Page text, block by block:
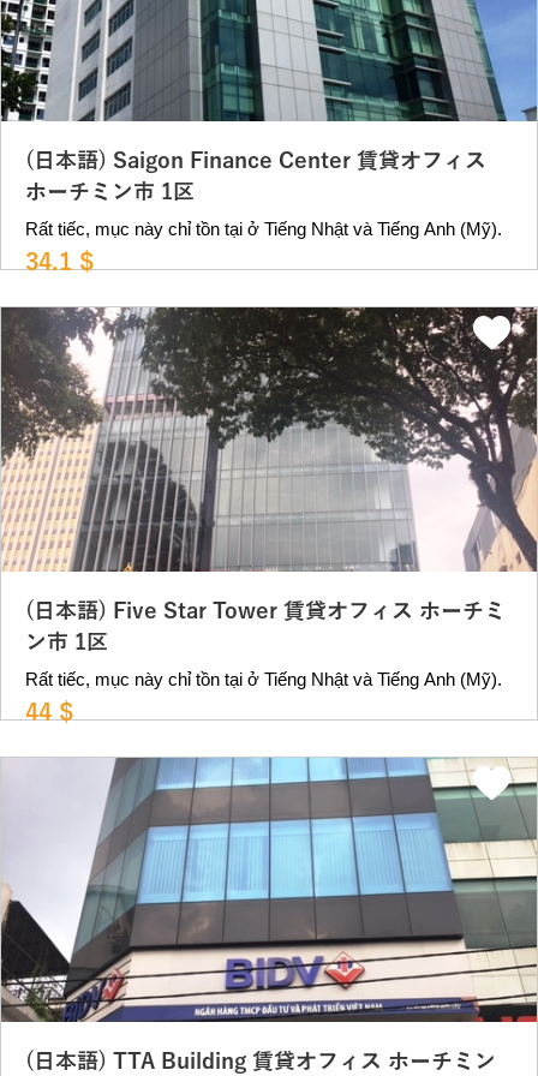
(日本語) Saigon Finance Center 賃貸オフィス
ホーチミン市 1区
Rất tiếc, mục này chỉ tồn tại ở Tiếng Nhật và Tiếng Anh (Mỹ).
34.1 $
(日本語) Five Star Tower 賃貸オフィス ホーチミ
ン市 1区
Rất tiếc, mục này chỉ tồn tại ở Tiếng Nhật và Tiếng Anh (Mỹ).
44 $
(日本語) TTA Building 賃貸オフィス ホーチミン